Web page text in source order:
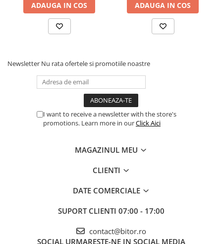
Plăci Video Gaming & Consumer
Procesoare Desktop
HDD Externe
HDD Interne
SSD Externe
Ventilatoare & Sisteme de Răcire
Ventilatoare & Sisteme de Răcire
ADAUGA IN COS ADAUGA IN COS
Newsletter Nu rata ofertele si promotiile noastre
I want to receive a newsletter with the store's
promotions. Learn more in ourClick Aici
MAGAZINUL MEU
CLIENTI
DATE COMERCIALE
SUPORT CLIENTI 07:00 - 17:00
contact@bitor.ro
SOCIAL URMARESTE-NE IN SOCIAL MEDIA